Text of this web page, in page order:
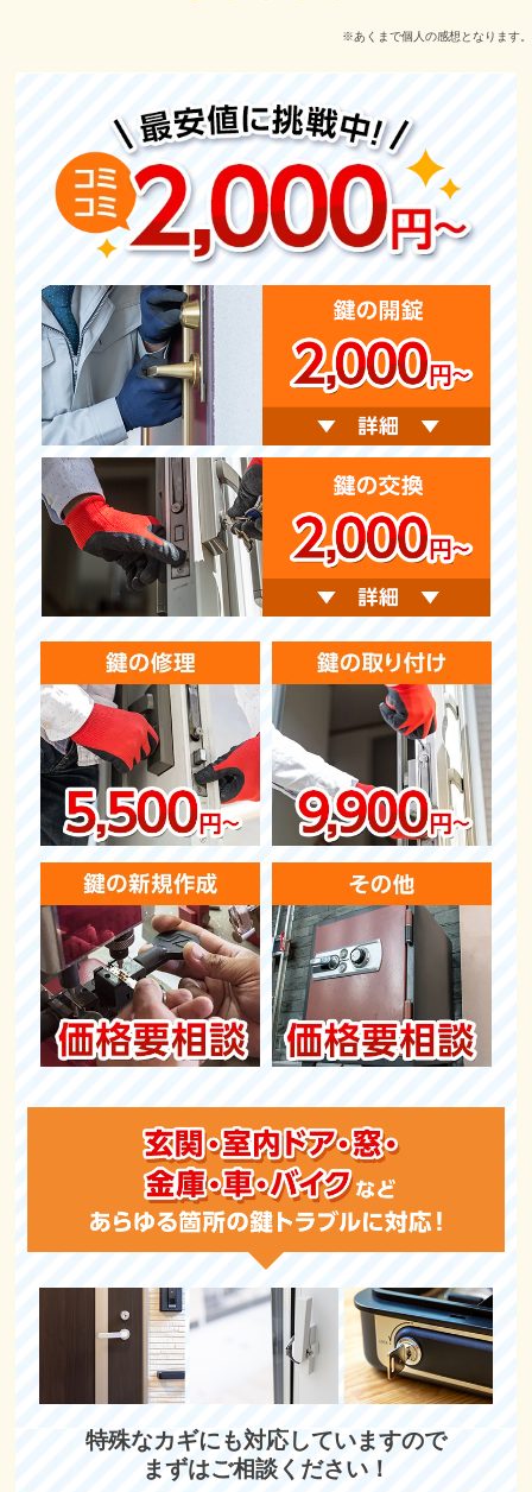
※あくまで個人の感想となります。
特殊なカギにも対応していますので
まずはご相談ください！